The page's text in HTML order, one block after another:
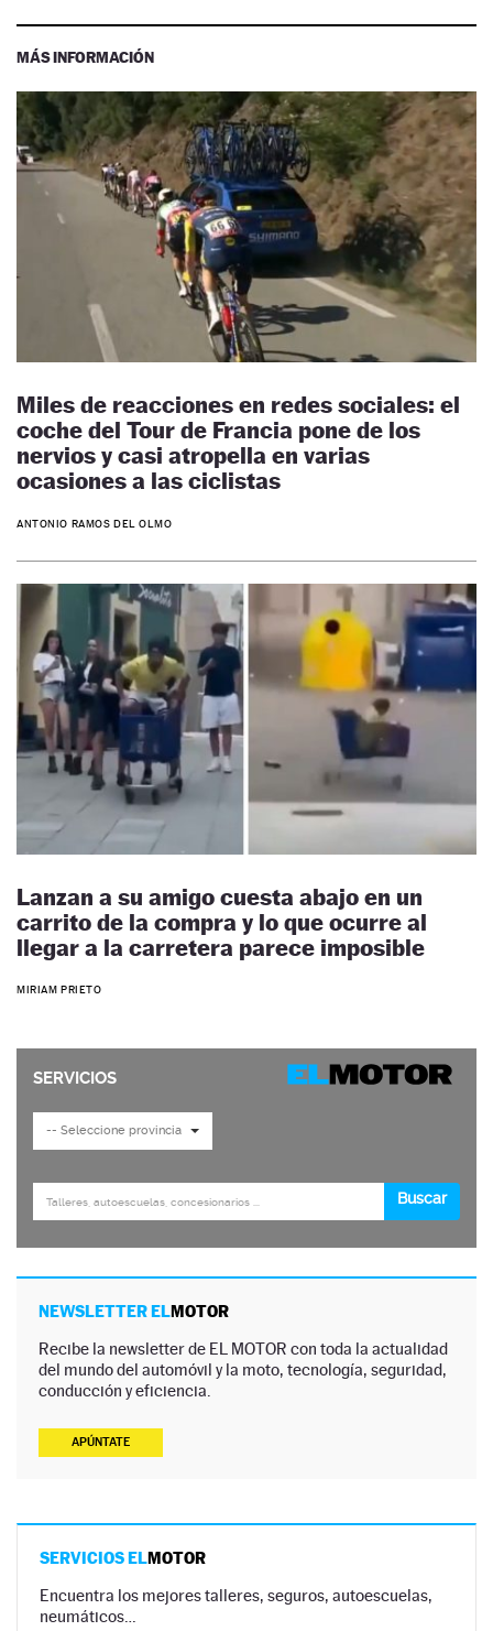
MÁS INFORMACIÓN
Miles de reacciones en redes sociales: el
coche del Tour de Francia pone de los
nervios y casi atropella en varias
ocasiones a las ciclistas
ANTONIO RAMOS DEL OLMO
Lanzan a su amigo cuesta abajo en un
carrito de la compra y lo que ocurre al
llegar a la carretera parece imposible
MIRIAM PRIETO
NEWSLETTER ELMOTOR
Recibe la newsletter de EL MOTOR con toda la actualidad
del mundo del automóvil y la moto, tecnología, seguridad,
conducción y eficiencia.
APÚNTATE
SERVICIOS ELMOTOR
Encuentra los mejores talleres, seguros, autoescuelas,
neumáticos…